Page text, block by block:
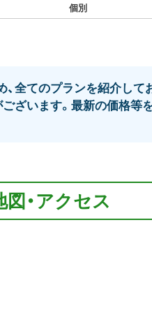
個別
てのプランを紹介して
ざいます。最新の価格等
・アクセス